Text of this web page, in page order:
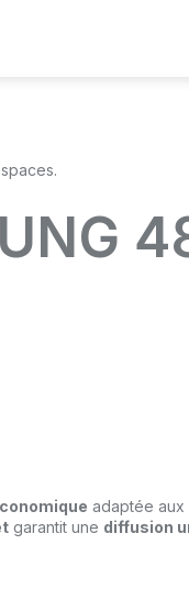
adaptée aux
garantit une diffusion